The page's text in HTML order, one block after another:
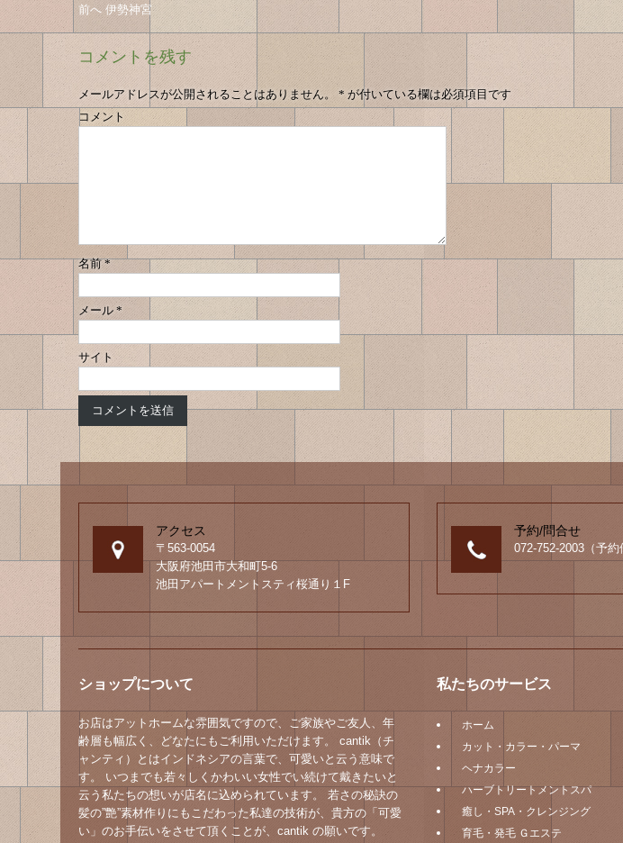
投
稿
の
ナ
ビ
ン
投
稿
ナ
ビ
ゲ
ー
シ
前へ 前
稿
へ
伊勢神宮
コメントを残す
メールアドレスが公開されることはありません。 *が付いている欄は必須項目です
コメント
名前*
メール *
サイト
アクセス
〒563-0054
大阪府池田市大和町5-6
池田アパートメントスティ桜通り１F
予約/問合せ
072-752-2003（予約
ショップについて
お店はアットホームな雰囲気ですので、ご家族やご友人、年
齢層も幅広く、どなたにもご利用いただけます。 cantik（チ
ャンティ）とはインドネシアの言葉で、可愛いと云う意味で
す。 いつまでも若々しくかわいい女性でい続けて戴きたいと
云う私たちの想いが店名に込められています。 若さの秘訣の
髪の”艶”素材作りにもこだわった私達の技術が、貴方の「可愛
い」のお手伝いをさせて頂くことが、cantik の願いです。
私たちのサービス
ホーム
カット・カラー・パーマ
ヘナカラー
ハーブトリートメントスパ
癒し・SPA・クレンジング
育毛・発毛 Ｇエステ